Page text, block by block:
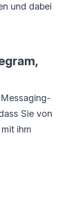
und dabei
Sie von
ihm